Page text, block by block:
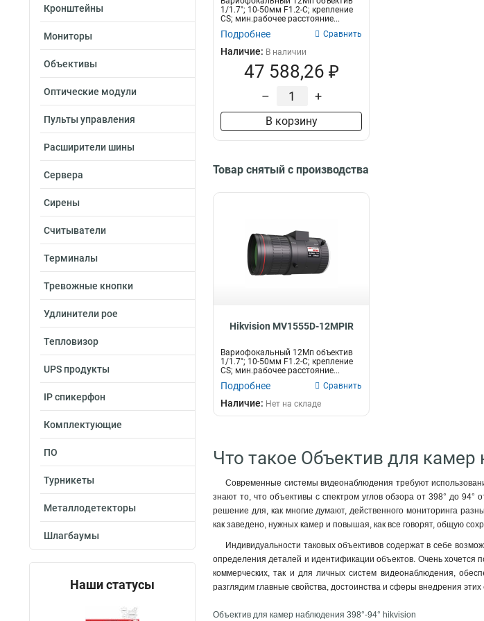
Кронштейны
Мониторы
Объективы
Оптические модули
Пульты управления
Расширители шины
Сервера
Сирены
Считыватели
Терминалы
Тревожные кнопки
Удлинители poe
Тепловизор
UPS продукты
IP спикерфон
Комплектующие
ПО
Турникеты
Металлодетекторы
Шлагбаумы
Наши статусы
1/1.7"; 10-50мм F1.2-С; крепление
CS; мин.рабочее расстояние...
Подробнее Сравнить
Наличие: В наличии
47 588,26 ₽
– +
В корзину
Товар снятый с производства
Hikvision MV1555D-12MPIR
Вариофокальный 12Мп объектив
1/1.7"; 10-50мм F1.2-С; крепление
CS; мин.рабочее расстояние...
Подробнее Сравнить
Наличие: Нет на складе
Что такое Объектив для
Современные системы видеонаблюдения требуют
знают то, что объективы с спектром углов обзора от 398° до 94°
решение для, как многие думают, действенного мониторинга
как заведено, нужных камер и повышая, как все говорят, общую
Индивидуальности таковых объективов содержат в себе
определения деталей и идентификации объектов. Очень хочется
коммерческих, так и для личных систем видеонаблюдения,
разглядим главные свойства, достоинства и сферы внедрения этих
Объектив для камер наблюдения 398°-94° hikvision